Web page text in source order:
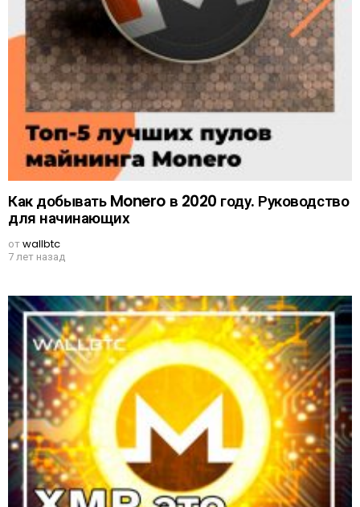
Как добывать Monero в 2020 году. Руководство
для начинающих
отwallbtc
7 лет назад